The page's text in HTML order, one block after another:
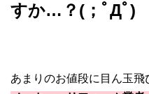
すか…？(；ﾟДﾟ)
あまりのお値段に目ん玉飛